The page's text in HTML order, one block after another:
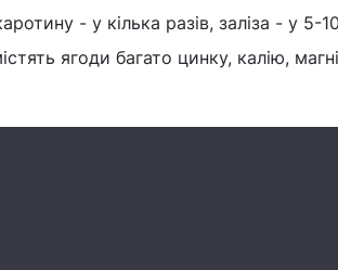
- у кілька разів, заліза - у
ягоди багато цинку, калію,